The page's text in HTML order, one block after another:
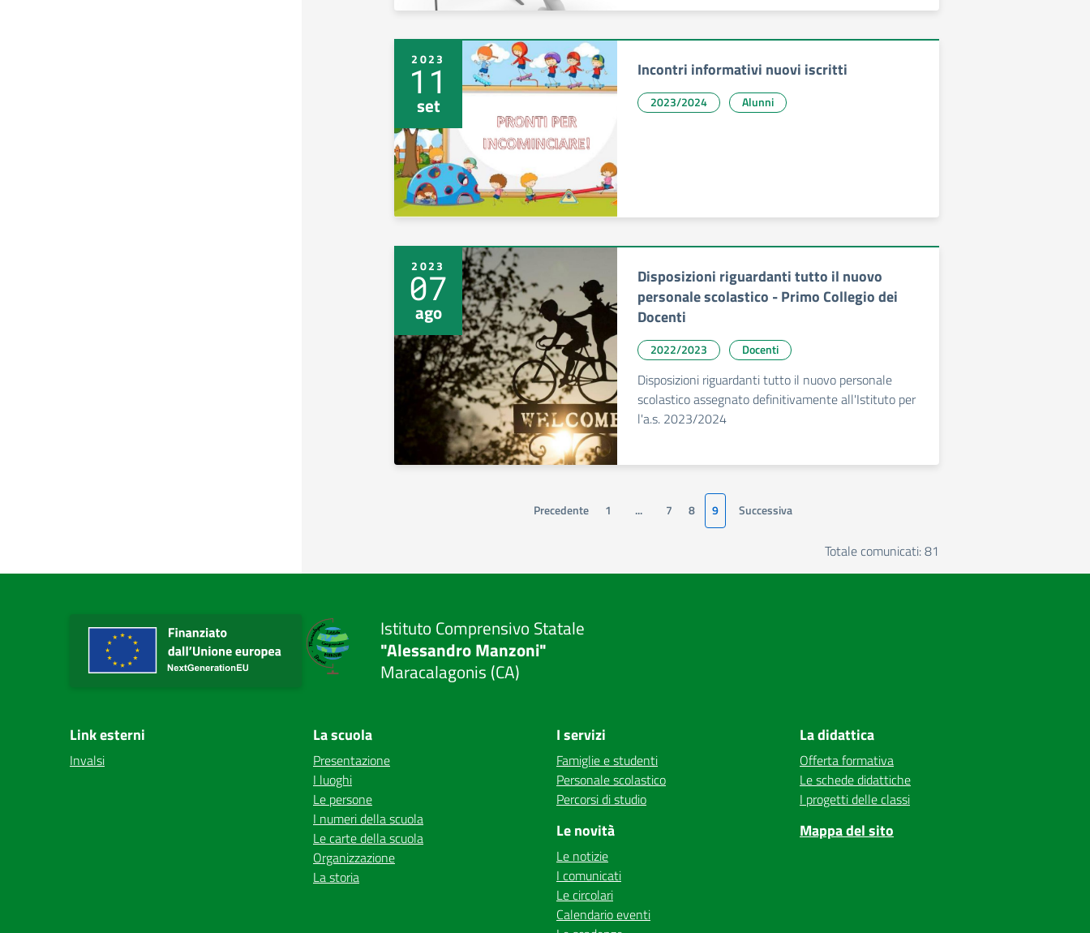
2023
11
set
Incontri informativi nuovi iscritti
2023/2024 Alunni
2023
07
ago
Disposizioni riguardanti tutto il nuovo
personale scolastico - Primo Collegio dei
Docenti
2022/2023 Docenti
Disposizioni riguardanti tutto il nuovo personale
scolastico assegnato definitivamente all'Istituto per
l'a.s. 2023/2024
Precedente 1 ... 7 8 9 Successiva
Totale comunicati: 81
Istituto Comprensivo Statale
"Alessandro Manzoni"
Maracalagonis (CA)
Link esterni
Invalsi
La scuola
Presentazione
I luoghi
Le persone
I numeri della scuola
Le carte della scuola
Organizzazione
La storia
I servizi
Famiglie e studenti
Personale scolastico
Percorsi di studio
Le novità
Le notizie
I comunicati
Le circolari
Calendario eventi
La didattica
Offerta formativa
Le schede didattiche
I progetti delle classi
Mappa del sito